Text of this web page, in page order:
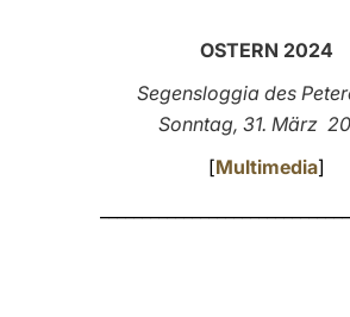
OSTERN 2024
Segensloggia des
Sonntag, 31. März
[Multimedia]